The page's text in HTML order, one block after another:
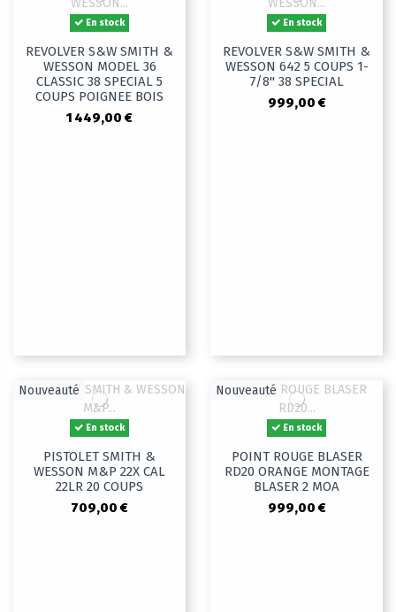
En stock
REVOLVER S&W SMITH &
WESSON MODEL 36
CLASSIC 38 SPECIAL 5
COUPS POIGNEE BOIS
1 449,00 €
En stock
REVOLVER S&W SMITH &
WESSON 642 5 COUPS 1-
7/8" 38 SPECIAL
999,00 €
Nouveauté
En stock
PISTOLET SMITH &
WESSON M&P 22X CAL
22LR 20 COUPS
709,00 €
Nouveauté
En stock
POINT ROUGE BLASER
RD20 ORANGE MONTAGE
BLASER 2 MOA
999,00 €